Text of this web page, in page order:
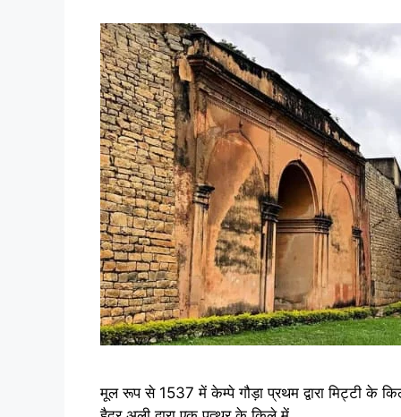
मूल रूप से 1537 में केम्पे गौड़ा प्रथम द्वारा मिट्टी के